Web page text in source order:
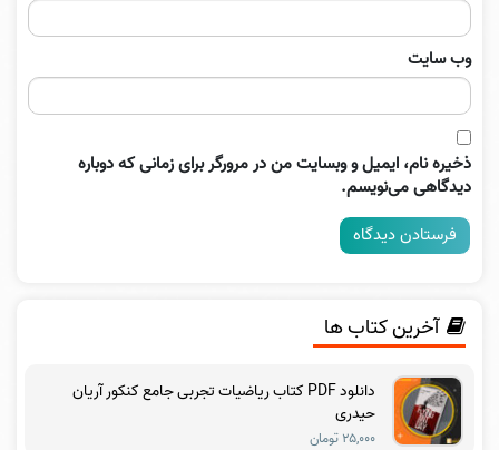
وب‌ سایت
ذخیره نام، ایمیل و وبسایت من در مرورگر برای زمانی که دوباره
دیدگاهی می‌نویسم.
آخرین کتاب ها
دانلود PDF کتاب ریاضیات تجربی جامع کنکور آریان
حیدری
۲۵,۰۰۰ تومان